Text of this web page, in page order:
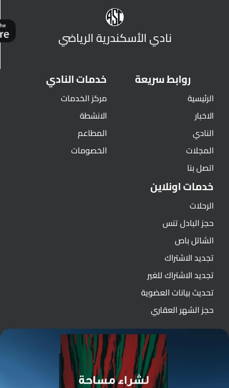
نادي الأسكندرية الرياضي
روابط سريعة
الرئيسية
الاخبار
النادي
المجلات
اتصل بنا
خدمات النادي
مركز الخدمات
الانشطة
المطاعم
الخصومات
خدمات اونلاين
الرحلات
حجز البادل تنس
الشاتل باص
تجديد الاشتراك
تجديد الاشتراك للغير
تحديث بيانات العضوية
حجز الشهر العقاري